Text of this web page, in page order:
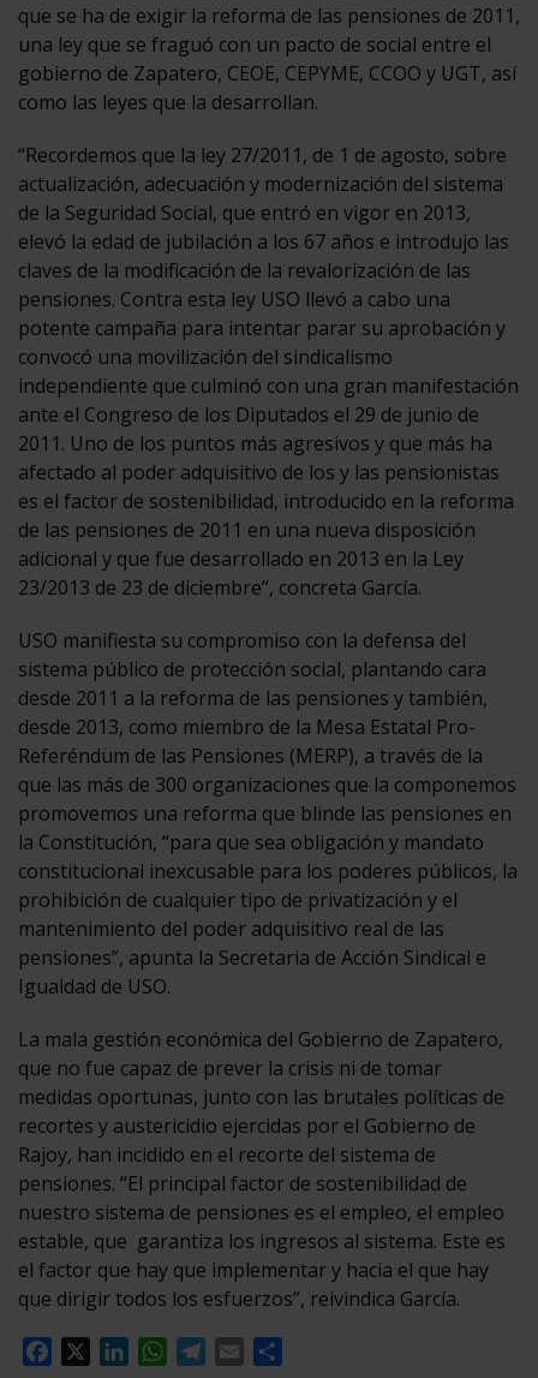
que se ha de exigir la reforma de las pensiones de 2011,
una ley que se fraguó con un pacto de social entre el
gobierno de Zapatero, CEOE, CEPYME, CCOO y UGT, así
como las leyes que la desarrollan.
“Recordemos que la ley 27/2011, de 1 de agosto, sobre
actualización, adecuación y modernización del sistema
de la Seguridad Social, que entró en vigor en 2013,
elevó la edad de jubilación a los 67 años e introdujo las
claves de la modificación de la revalorización de las
pensiones. Contra esta ley USO llevó a cabo una
potente campaña para intentar parar su aprobación y
convocó una movilización del sindicalismo
independiente que culminó con una gran manifestación
ante el Congreso de los Diputados el 29 de junio de
2011. Uno de los puntos más agresivos y que más ha
afectado al poder adquisitivo de los y las pensionistas
es el factor de sostenibilidad, introducido en la reforma
de las pensiones de 2011 en una nueva disposición
adicional y que fue desarrollado en 2013 en la Ley
23/2013 de 23 de diciembre”, concreta García.
USO manifiesta su compromiso con la defensa del
sistema público de protección social, plantando cara
desde 2011 a la reforma de las pensiones y también,
desde 2013, como miembro de la Mesa Estatal Pro-
Referéndum de las Pensiones (MERP), a través de la
que las más de 300 organizaciones que la componemos
promovemos una reforma que blinde las pensiones en
la Constitución, “para que sea obligación y mandato
constitucional inexcusable para los poderes públicos, la
prohibición de cualquier tipo de privatización y el
mantenimiento del poder adquisitivo real de las
pensiones”, apunta la Secretaria de Acción Sindical e
Igualdad de USO.
La mala gestión económica del Gobierno de Zapatero,
que no fue capaz de prever la crisis ni de tomar
medidas oportunas, junto con las brutales políticas de
recortes y austericidio ejercidas por el Gobierno de
Rajoy, han incidido en el recorte del sistema de
pensiones. “El principal factor de sostenibilidad de
nuestro sistema de pensiones es el empleo, el empleo
estable, que garantiza los ingresos al sistema. Este es
el factor que hay que implementar y hacia el que hay
que dirigir todos los esfuerzos”, reivindica García.
Facebook
LinkedInWhatsApp
Telegram
Email